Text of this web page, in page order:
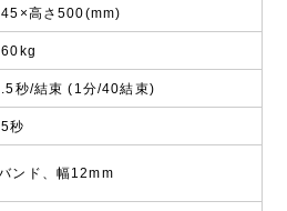
高さ500(mm)
秒/結束 (1分/40結束)
秒
ンド、幅12mm